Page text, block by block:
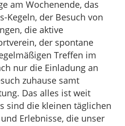
am Wochenende, das
Kegeln, der Besuch von
die aktive
der spontane
Treffen im
nur die Einladung an
zuhause samt
Das alles ist weit
sind die kleinen täglichen
Erlebnisse, die unser